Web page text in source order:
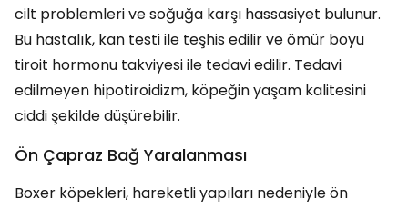
cilt problemleri ve soğuğa karşı hassasiyet bulunur.
Bu hastalık, kan testi ile teşhis edilir ve ömür boyu
tiroit hormonu takviyesi ile tedavi edilir. Tedavi
edilmeyen hipotiroidizm, köpeğin yaşam kalitesini
ciddi şekilde düşürebilir.
Ön Çapraz Bağ Yaralanması
Boxer köpekleri, hareketli yapıları nedeniyle ön